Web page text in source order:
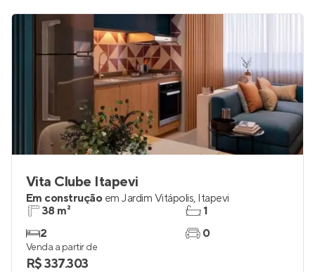
Vita Clube Itapevi
Em construção em Jardim Vitápolis, Itapevi
38 m²
2
1
0
Venda a partir de
R$ 337.303